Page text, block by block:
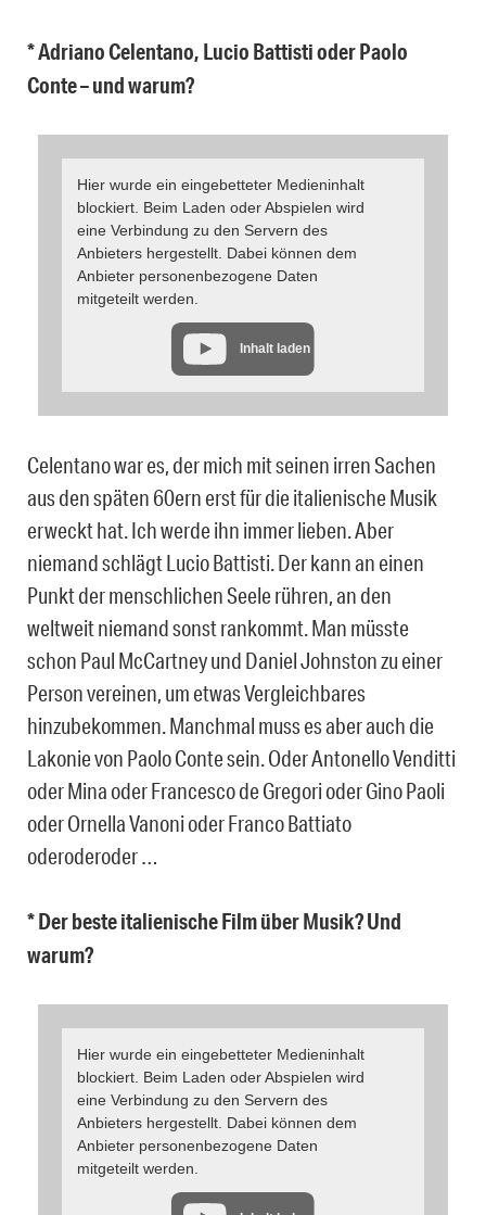
* Adriano Celentano, Lucio Battisti oder Paolo
Conte – und warum?
Hier wurde ein eingebetteter Medieninhalt
blockiert. Beim Laden oder Abspielen wird
eine Verbindung zu den Servern des
Anbieters hergestellt. Dabei können dem
Anbieter personenbezogene Daten
mitgeteilt werden.
Inhalt laden
Celentano war es, der mich mit seinen irren Sachen
aus den späten 60ern erst für die italienische Musik
erweckt hat. Ich werde ihn immer lieben. Aber
niemand schlägt Lucio Battisti. Der kann an einen
Punkt der menschlichen Seele rühren, an den
weltweit niemand sonst rankommt. Man müsste
schon Paul McCartney und Daniel Johnston zu einer
Person vereinen, um etwas Vergleichbares
hinzubekommen. Manchmal muss es aber auch die
Lakonie von Paolo Conte sein. Oder Antonello Venditti
oder Mina oder Francesco de Gregori oder Gino Paoli
oder Ornella Vanoni oder Franco Battiato
oderoderoder …
* Der beste italienische Film über Musik? Und
warum?
Hier wurde ein eingebetteter Medieninhalt
blockiert. Beim Laden oder Abspielen wird
eine Verbindung zu den Servern des
Anbieters hergestellt. Dabei können dem
Anbieter personenbezogene Daten
mitgeteilt werden.